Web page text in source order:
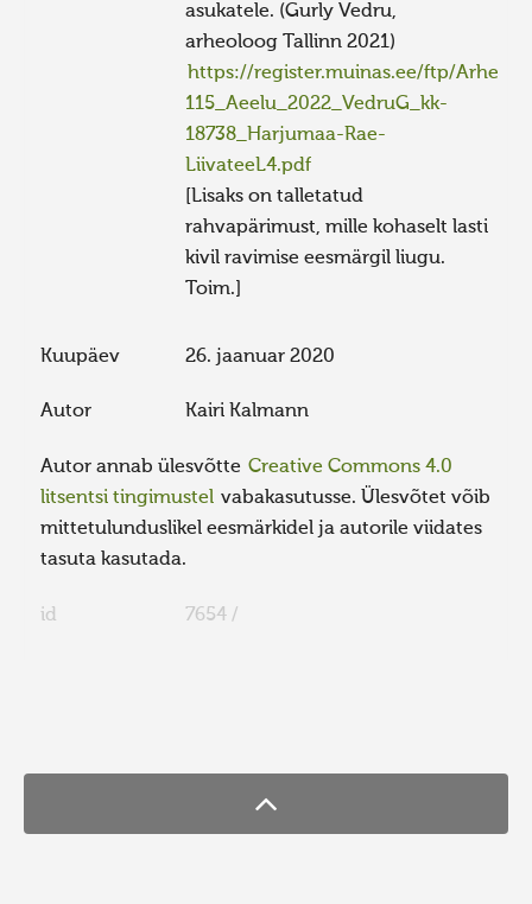
asukatele. (Gurly Vedru,
arheoloog Tallinn 2021)
https://register.muinas.ee/ftp/
115_Aeelu_2022_VedruG_kk-
18738_Harjumaa-Rae-
LiivateeL4.pdf
[Lisaks on talletatud
rahvapärimust, mille kohaselt lasti
kivil ravimise eesmärgil liugu.
Toim.]
Kuupäev 26. jaanuar 2020
Autor Kairi Kalmann
Autor annab ülesvõtte Creative Commons 4.0
litsentsi tingimustel vabakasutusse. Ülesvõtet võib
mittetulunduslikel eesmärkidel ja autorile viidates
tasuta kasutada.
id 7654 /